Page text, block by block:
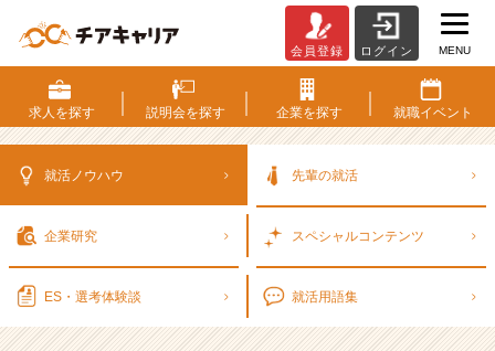
考
対
策・
ウ
会員登録 ログイン MENU
求人を探す 説明会を探す 企業を探す 就職イベント
就活ノウハウ 先輩の就活
企業研究 スペシャルコンテンツ
ES・選考体験談 就活用語集